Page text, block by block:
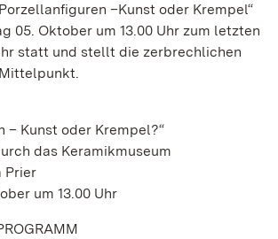
–Kunst oder Krempel“
05. Oktober um 13.00 Uhr zum letzten
statt und stellt die zerbrechlichen
– Kunst oder Krempel?“
das Keramikmuseum
Prier
um 13.00 Uhr